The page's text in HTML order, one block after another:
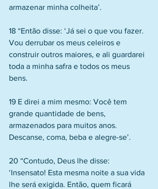
armazenar minha colheita’.
18 “Então disse: ‘Já sei o que vou fazer.
Vou derrubar os meus celeiros e
construir outros maiores, e ali guardarei
toda a minha safra e todos os meus
bens.
19 E direi a mim mesmo: Você tem
grande quantidade de bens,
armazenados para muitos anos.
Descanse, coma, beba e alegre-se’.
20 “Contudo, Deus lhe disse:
‘Insensato! Esta mesma noite a sua vida
lhe será exigida. Então, quem ficará